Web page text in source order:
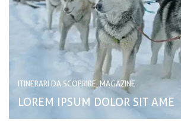
ITINERARI DA SCOPRIRE, MAGAZINE
LOREM IPSUM DOLOR SIT AME